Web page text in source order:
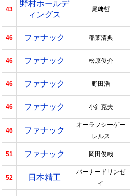
43
野村ホールデ
ィングス
尾﨑哲
46 ファナック 稲葉清典
46 ファナック 松原俊介
46 ファナック 野田浩
46 ファナック 小針克夫
46 ファナック
オーラフシーゲー
レルス
51 ファナック 岡田俊哉
52 日本精工
バーナードリンゼ
イ